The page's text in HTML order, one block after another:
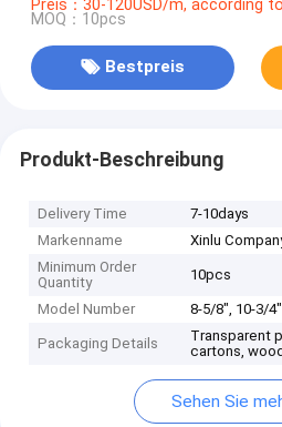
Preis：30-120USD/m, according
MOQ：10pcs
Bestpreis
Produkt-Beschreibung
Delivery Time
7-10days
Markenname
Xinlu
Minimum Order
Quantity
10pcs
Model Number 8-5/8", 10-3/4"
Packaging Details
Transparent
cartons,
Sehen Sie